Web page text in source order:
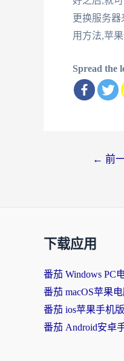
更换服务
用方法,苹
Spread the
← 前
下载应用
番茄 Windows PC
番茄 macOS苹果
番茄 ios苹果手机版
番茄 Android安卓